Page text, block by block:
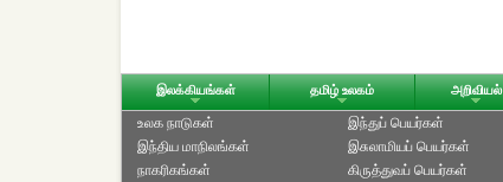
இலக்கியங்கள் தமிழ் உலகம் அறிவியல்
உலக நாடுகள்
இந்திய மாநிலங்கள்
நாகரிகங்கள்
இந்துப் பெயர்கள்
இசுலாமியப் பெயர்கள்
கிருத்துவப் பெயர்கள்